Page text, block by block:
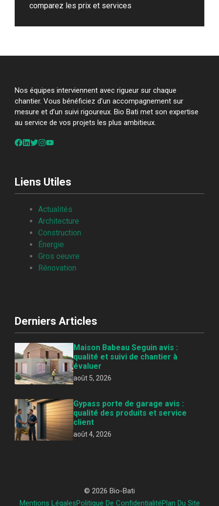
comparez les prix et services
Nos équipes interviennent avec rigueur sur chaque
chantier. Vous bénéficiez d’un accompagnement sur
mesure et d’un suivi rigoureux. Bio Bati met son expertise
au service de vos projets les plus ambitieux.
Liens Utiles
Actualités
Architecture
Construction
Énergie
Gros oeuvre
Rénovation
Derniers Articles
Maison Babeau Seguin avis :
qualité et suivi de chantier à
évaluer
août 5, 2026
Gypass porte de garage avis :
qualité des produits et service
client
août 4, 2026
© 2026 Bio-Bati
Mentions LégalesPolitique De ConfidentialitéPlan Du Site